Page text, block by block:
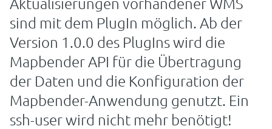
sind mit dem PlugIn möglich. Ab der
Version 1.0.0 des PlugIns wird die
Mapbender API für die Übertragung
der Daten und die Konfiguration der
Mapbender-Anwendung genutzt. Ein
ssh-user wird nicht mehr benötigt!